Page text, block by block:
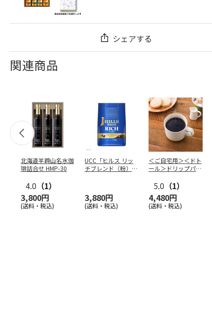
シェアする
関連商品
北海道羊蹄山名水珈
琲詰合せ HMP-30
4.0 （1）
3,800円
(送料・税込)
UCC「ヒルス リッ
チブレンド（粉）」
3,880円
(送料・税込)
＜ご自宅用＞＜ドト
ール＞ドリップパッ
１０…
5.0 （1）
4,480円
(送料・税込)